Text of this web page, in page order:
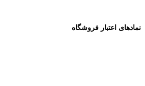
نمادهای اعتبار فروشگاه